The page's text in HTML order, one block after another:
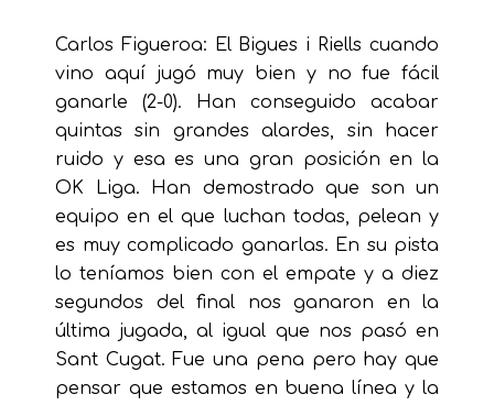
Carlos Figueroa: El Bigues i Riells cuando
vino aquí jugó muy bien y no fue fácil
ganarle (2-0). Han conseguido acabar
quintas sin grandes alardes, sin hacer
ruido y esa es una gran posición en la
OK Liga. Han demostrado que son un
equipo en el que luchan todas, pelean y
es muy complicado ganarlas. En su pista
lo teníamos bien con el empate y a diez
segundos del final nos ganaron en la
última jugada, al igual que nos pasó en
Sant Cugat. Fue una pena pero hay que
pensar que estamos en buena línea y la